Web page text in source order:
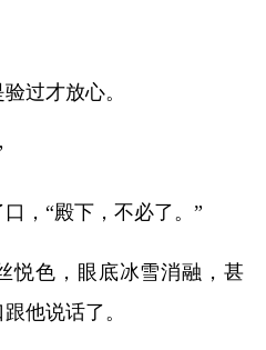
过才放心。
，“殿下，不必了。”
悦色，眼底冰雪消融，甚
他说话了。